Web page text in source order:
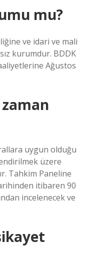
mu?
ve idari ve mali
kurumdur. BDDK
Ağustos
uygun olduğu
üzere
Tahkim Paneline
itibaren 90
incelenecek ve